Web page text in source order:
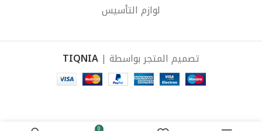
لوازم التأسيس
تصميم المتجر بواسطة | TIQNIA
975
0